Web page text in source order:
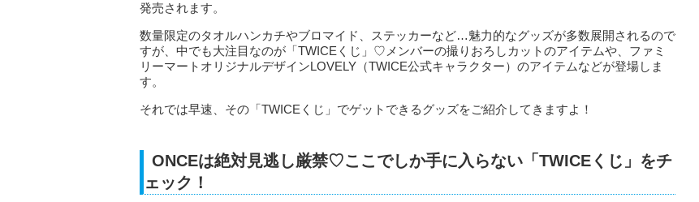
発売されます。
数量限定のタオルハンカチやブロマイド、ステッカーなど…魅力的なグッズが多数展開されるので
すが、中でも大注目なのが「TWICEくじ」♡メンバーの撮りおろしカットのアイテムや、ファミ
リーマートオリジナルデザインLOVELY（TWICE公式キャラクター）のアイテムなどが登場しま
す。
それでは早速、その「TWICEくじ」でゲットできるグッズをご紹介してきますよ！
ONCEは絶対見逃し厳禁♡ここでしか手に入らない「TWICEくじ」をチ
ェック！